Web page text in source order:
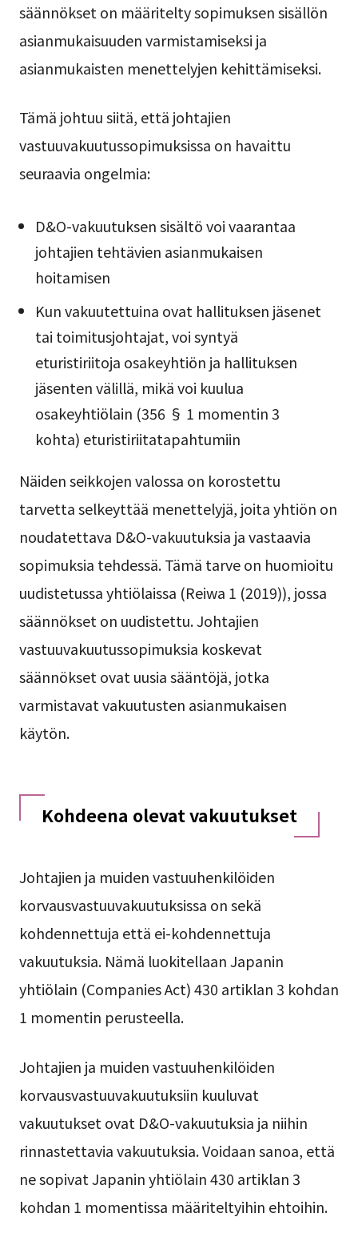
säännökset on määritelty sopimuksen sisällön
asianmukaisuuden varmistamiseksi ja
asianmukaisten menettelyjen kehittämiseksi.
Tämä johtuu siitä, että johtajien
vastuuvakuutussopimuksissa on havaittu
seuraavia ongelmia:
D&O-vakuutuksen sisältö voi vaarantaa
johtajien tehtävien asianmukaisen
hoitamisen
Kun vakuutettuina ovat hallituksen jäsenet
tai toimitusjohtajat, voi syntyä
eturistiriitoja osakeyhtiön ja hallituksen
jäsenten välillä, mikä voi kuulua
osakeyhtiölain (356 § 1 momentin 3
kohta) eturistiriitatapahtumiin
Näiden seikkojen valossa on korostettu
tarvetta selkeyttää menettelyjä, joita yhtiön on
noudatettava D&O-vakuutuksia ja vastaavia
sopimuksia tehdessä. Tämä tarve on huomioitu
uudistetussa yhtiölaissa (Reiwa 1 (2019)), jossa
säännökset on uudistettu. Johtajien
vastuuvakuutussopimuksia koskevat
säännökset ovat uusia sääntöjä, jotka
varmistavat vakuutusten asianmukaisen
käytön.
Kohdeena olevat vakuutukset
Johtajien ja muiden vastuuhenkilöiden
korvausvastuuvakuutuksissa on sekä
kohdennettuja että ei-kohdennettuja
vakuutuksia. Nämä luokitellaan Japanin
yhtiölain (Companies Act) 430 artiklan 3 kohdan
1 momentin perusteella.
Johtajien ja muiden vastuuhenkilöiden
korvausvastuuvakuutuksiin kuuluvat
vakuutukset ovat D&O-vakuutuksia ja niihin
rinnastettavia vakuutuksia. Voidaan sanoa, että
ne sopivat Japanin yhtiölain 430 artiklan 3
kohdan 1 momentissa määriteltyihin ehtoihin.